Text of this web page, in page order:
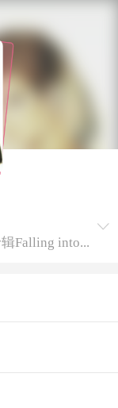
Falling into...